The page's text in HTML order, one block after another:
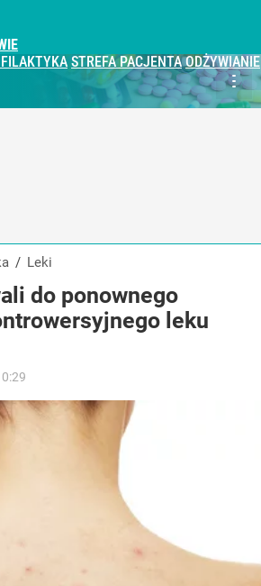
STREFA PACJENTA ODŻYWIANIE
/ Leki
do ponownego
leku